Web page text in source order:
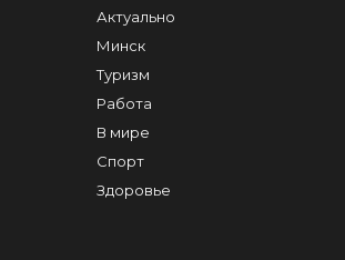
Актуально
Минск
Туризм
Работа
В мире
Спорт
Здоровье